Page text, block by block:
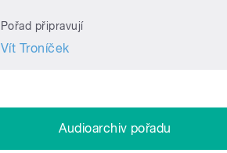
Pořad připravují
Vít Troníček
Audioarchiv pořadu